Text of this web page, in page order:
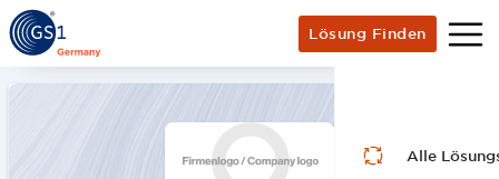
Lösung Finden
Alle